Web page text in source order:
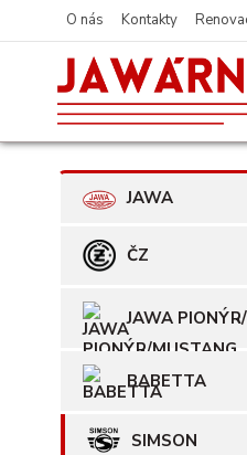
O nás Kontakty
JAWA
ČZ
JAWA
BABETTA
SIMSON